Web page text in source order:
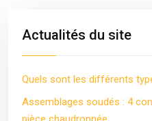
Actualités du site
Quels sont les différents
Assemblages soudés : 4